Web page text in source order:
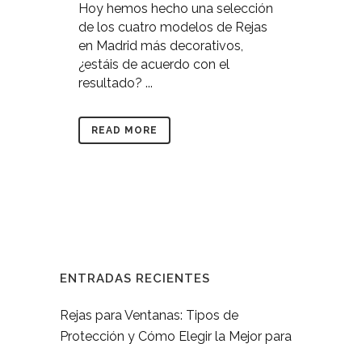
Hoy hemos hecho una selección
de los cuatro modelos de Rejas
en Madrid más decorativos,
¿estáis de acuerdo con el
resultado? ...
READ MORE
ENTRADAS RECIENTES
Rejas para Ventanas: Tipos de
Protección y Cómo Elegir la Mejor para